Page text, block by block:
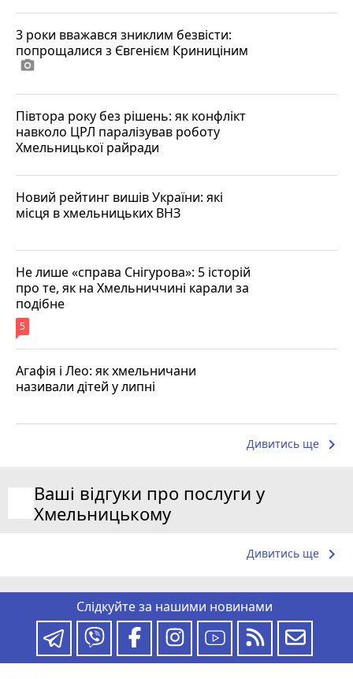
3 роки вважався зниклим безвісти:
попрощалися з Євгенієм Криниціним
photo_camera
Півтора року без рішень: як конфлікт
навколо ЦРЛ паралізував роботу
Хмельницької райради
Новий рейтинг вишів України: які
місця в хмельницьких ВНЗ
Не лише «справа Снігурова»: 5 історій
про те, як на Хмельниччині карали за
подібне
5
Агафія і Лео: як хмельничани
називали дітей у липні
Дивитись ще keyboard_arrow_right
Ваші відгуки про послуги у
Хмельницькому
Дивитись ще keyboard_arrow_right
Слідкуйте за нашими новинами